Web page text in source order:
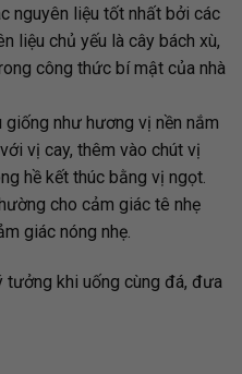
nguyên liệu tốt nhất bởi các
liệu chủ yếu là cây bách xù,
công thức bí mật của nhà
như hương vị nền nắm
vị cay, thêm vào chút vị
hề kết thúc bằng vị ngọt.
cho cảm giác tê nhẹ
giác nóng nhẹ.
tưởng khi uống cùng đá, đưa